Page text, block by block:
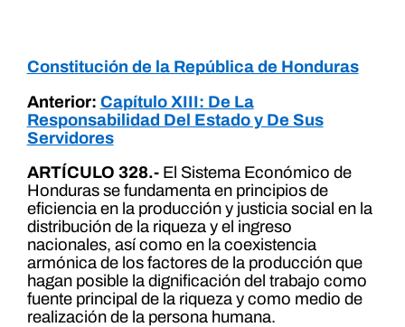
Constitución de la República de Honduras
Anterior: Capítulo XIII: De La
Responsabilidad Del Estado y De Sus
Servidores
ARTÍCULO 328.- El Sistema Económico de
Honduras se fundamenta en principios de
eficiencia en la producción y justicia social en la
distribución de la riqueza y el ingreso
nacionales, así como en la coexistencia
armónica de los factores de la producción que
hagan posible la dignificación del trabajo como
fuente principal de la riqueza y como medio de
realización de la persona humana.